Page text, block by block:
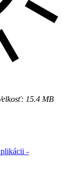
15.4 MB
-